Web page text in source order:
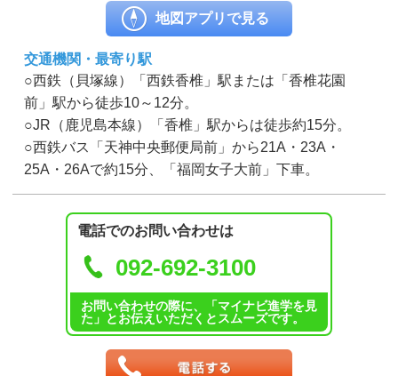
地図アプリで見る
交通機関・最寄り駅
○西鉄（貝塚線）「西鉄香椎」駅または「香椎花園
前」駅から徒歩10～12分。
○JR（鹿児島本線）「香椎」駅からは徒歩約15分。
○西鉄バス「天神中央郵便局前」から21A・23A・
25A・26Aで約15分、「福岡女子大前」下車。
電話でのお問い合わせは
092-692-3100
お問い合わせの際に、「マイナビ進学を見
た」とお伝えいただくとスムーズです。